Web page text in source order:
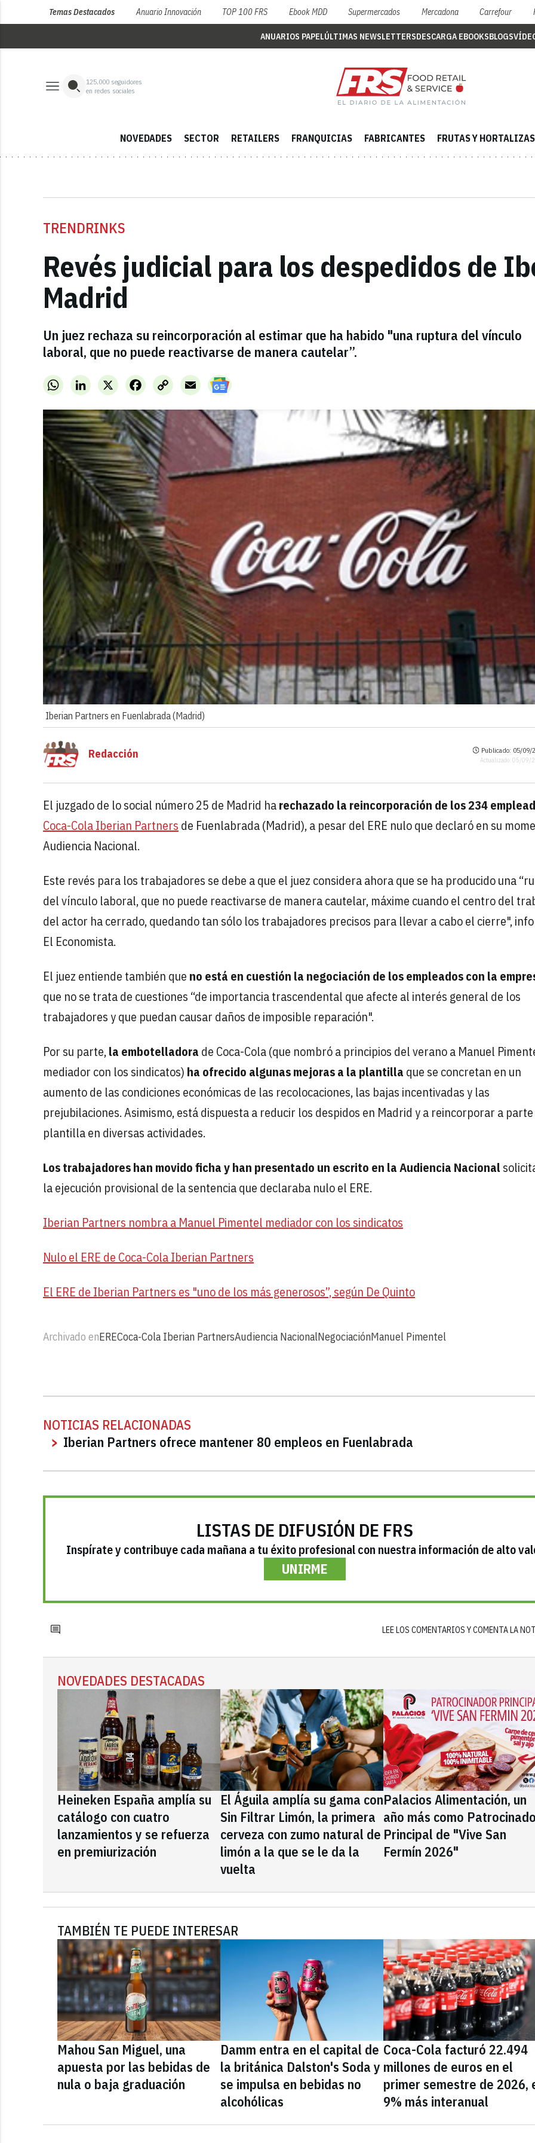
Temas Destacados Anuario Innovación TOP 100 FRS Ebook MDD Supermercados Mercadona Carrefour
ANUARIOS PAPELÚLTIMAS NEWSLETTERSDESCARGA EBOOKSBLOGS
125,000 seguidores
en redes sociales
NOVEDADES SECTOR RETAILERS FRANQUICIAS FABRICANTES FRUTAS Y HORTALIZAS
TRENDRINKS
Revés judicial para los despedidos de
Madrid
Un juez rechaza su reincorporación al estimar que ha habido "una ruptura del vínculo
laboral, que no puede reactivarse de manera cautelar”.
WhatsAppLinkedInX FacebookCopy
Link
Email
Iberian Partners en Fuenlabrada (Madrid)
Redacción Publicado: 05/09/
Actualizado: 05/09/
El juzgado de lo social número 25 de Madrid harechazado la reincorporación de los 234
Coca-Cola Iberian Partners de Fuenlabrada (Madrid), a pesar del ERE nulo que declaró en su
Audiencia Nacional.
Este revés para los trabajadores se debe a que el juez considera ahora que se ha producido una
del vínculo laboral, que no puede reactivarse de manera cautelar, máxime cuando el centro del
del actor ha cerrado, quedando tan sólo los trabajadores precisos para llevar a cabo el cierre",
El Economista.
El juez entiende también que no está en cuestión la negociación de los empleados con la
que no se trata de cuestiones “de importancia trascendental que afecte al interés general de los
trabajadores y que puedan causar daños de imposible reparación".
Por su parte,la embotelladora de Coca-Cola (que nombró a principios del verano a Manuel
mediador con los sindicatos) ha ofrecido algunas mejoras a la plantilla que se concretan en un
aumento de las condiciones económicas de las recolocaciones, las bajas incentivadas y las
prejubilaciones. Asimismo, está dispuesta a reducir los despidos en Madrid y a reincorporar a
plantilla en diversas actividades.
Los trabajadores han movido ficha y han presentado un escrito en la Audiencia Nacional
la ejecución provisional de la sentencia que declaraba nulo el ERE.
Iberian Partners nombra a Manuel Pimentel mediador con los sindicatos
Nulo el ERE de Coca-Cola Iberian Partners
El ERE de Iberian Partners es "uno de los más generosos”, según De Quinto
Archivado enERECoca-Cola Iberian PartnersAudiencia NacionalNegociaciónManuel Pimentel
NOTICIAS RELACIONADAS
Iberian Partners ofrece mantener 80 empleos en Fuenlabrada
LISTAS DE DIFUSIÓN DE FRS
Inspírate y contribuye cada mañana a tu éxito profesional con nuestra información de alto
UNIRME
LEE LOS COMENTARIOS Y COMENTA LA
NOVEDADES DESTACADAS
Heineken España amplía su
catálogo con cuatro
lanzamientos y se refuerza
en premiurización
El Águila amplía su gama con
Sin Filtrar Limón, la primera
cerveza con zumo natural de
limón a la que se le da la
vuelta
Palacios Alimentación, un
año más como
Principal de "Vive San
Fermín 2026"
TAMBIÉN TE PUEDE INTERESAR
Mahou San Miguel, una
apuesta por las bebidas de
nula o baja graduación
Damm entra en el capital de
la británica Dalston's Soda y
se impulsa en bebidas no
alcohólicas
Coca-Cola facturó 22.494
millones de euros en el
primer semestre de 2026,
9% más interanual